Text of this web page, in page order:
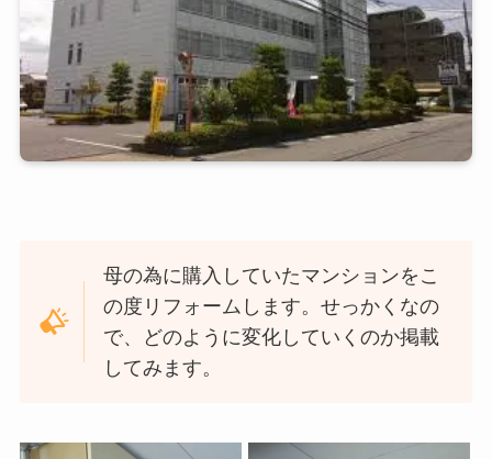
母の為に購入していたマンションをこ
の度リフォームします。せっかくなの
で、どのように変化していくのか掲載
してみます。